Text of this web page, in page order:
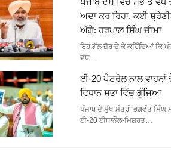
ਅਦਾ ਕਰ ਰਿਹਾ, ਕਈ
ਅੱਗੇ: ਹਰਪਾਲ ਸਿੰਘ ਚੀਮਾ
ਇਹ ਗੱਲ ਜ਼ੋਰ ਦੇ ਕੇ ਕਹਿੰਦਿਆਂ ਕਿ
ਵੱਧ…
ਈ-20 ਪੈਟਰੋਲ ਨਾਲ ਵਾਹਨਾਂ
ਵਿਧਾਨ ਸਭਾ ਵਿੱਚ ਗੂੰਜਿਆ
ਪੰਜਾਬ ਦੇ ਮੁੱਖ ਮੰਤਰੀ ਭਗਵੰਤ ਸਿੰਘ
ਈ-20 ਈਥਾਨੌਲ-ਮਿਸ਼ਰਤ…